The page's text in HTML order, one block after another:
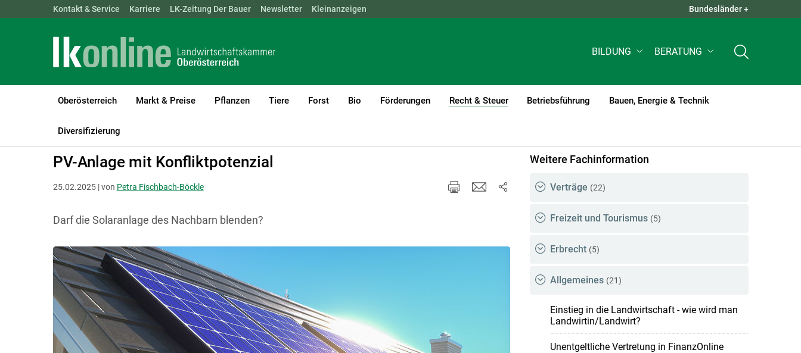
Landwirtschaftskammern: ÖSTERREICH BGLD KTN NÖ OÖ SBG STMK QUICK LINKS +
Kontakt & Service Karriere LK-Zeitung Der Bauer Newsletter Kleinanzeigen Bundesländer +
BILDUNG BERATUNG
Oberösterreich Markt & Preise Pflanzen Tiere Forst Bio Förderungen Recht & Steuer
(current)1
Betriebsführung Bauen, Energie & Technik
Diversifizierung
LK Oberösterreich Recht & Steuer
PV-Anlage mit Konfliktpotenzial
25.02.2025 | von Petra Fischbach-Böckle
Darf die Solaranlage des Nachbarn blenden?
Weitere Fachinformation
Verträge (22)
Freizeit und Tourismus (5)
Erbrecht (5)
Allgemeines (21)
Einstieg in die Landwirtschaft - wie wird man
Landwirtin/Landwirt?
Unentgeltliche Vertretung in FinanzOnline